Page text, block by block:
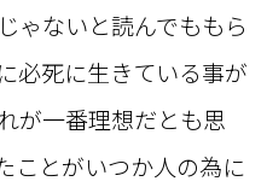
ゃないと読んでももら
必死に生きている事が
が一番理想だとも思
ことがいつか人の為に